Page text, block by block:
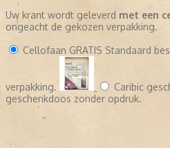
Uw krant wordt geleverd met een
ongeacht de gekozen verpakking.
Cellofaan GRATIS Standaard
verpakking. Caribic
geschenkdoos zonder opdruk.